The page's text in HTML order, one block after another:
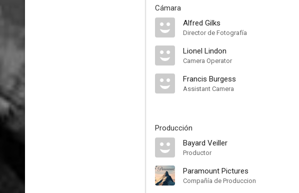
Cámara
Alfred Gilks
Director de Fotografía
Lionel Lindon
Camera Operator
Francis Burgess
Assistant Camera
Producción
Bayard Veiller
Productor
Paramount Pictures
Compañía de Produccion